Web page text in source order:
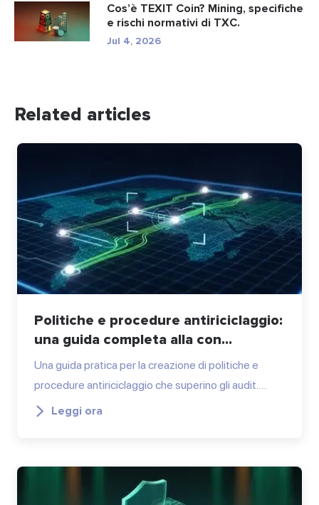
Cos’è TEXIT Coin? Mining, specifiche
e rischi normativi di TXC.
Jul 4, 2026
Related articles
Politiche e procedure antiriciclaggio:
una guida completa alla con...
Una guida pratica per la creazione di politiche e
procedure antiriciclaggio che superino gli audit.…
Leggi ora